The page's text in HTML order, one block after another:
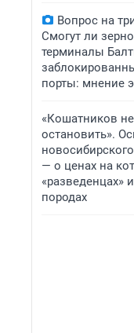
Вопрос на
Смогут ли
терминалы
порты: мнение
«Кошатников
остановить».
— о ценах на
«разведенцах»
породах